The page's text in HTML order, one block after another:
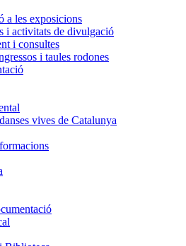
a les exposicions
i activitats de divulgació
i consultes
i taules rodones
vives de Catalunya